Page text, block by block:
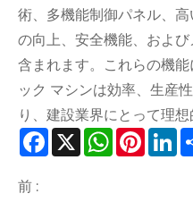
術、多機能制御パネル、
の向上、安全機能、およ
含まれます。これらの機
ック マシンは効率、生産
り、建設業界にとって理
Facebook
X WhatsApp
前 :